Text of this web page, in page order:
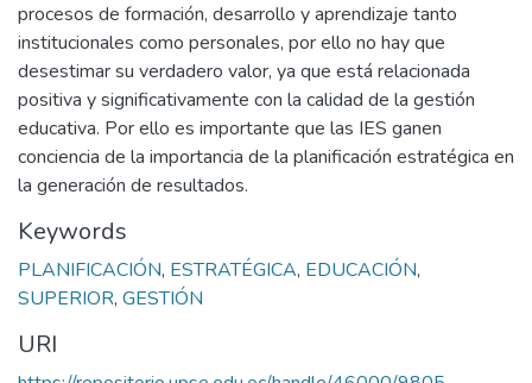
procesos de formación, desarrollo y aprendizaje tanto
institucionales como personales, por ello no hay que
desestimar su verdadero valor, ya que está relacionada
positiva y significativamente con la calidad de la gestión
educativa. Por ello es importante que las IES ganen
conciencia de la importancia de la planificación estratégica en
la generación de resultados.
Keywords
PLANIFICACIÓN, ESTRATÉGICA, EDUCACIÓN,
SUPERIOR, GESTIÓN
URI